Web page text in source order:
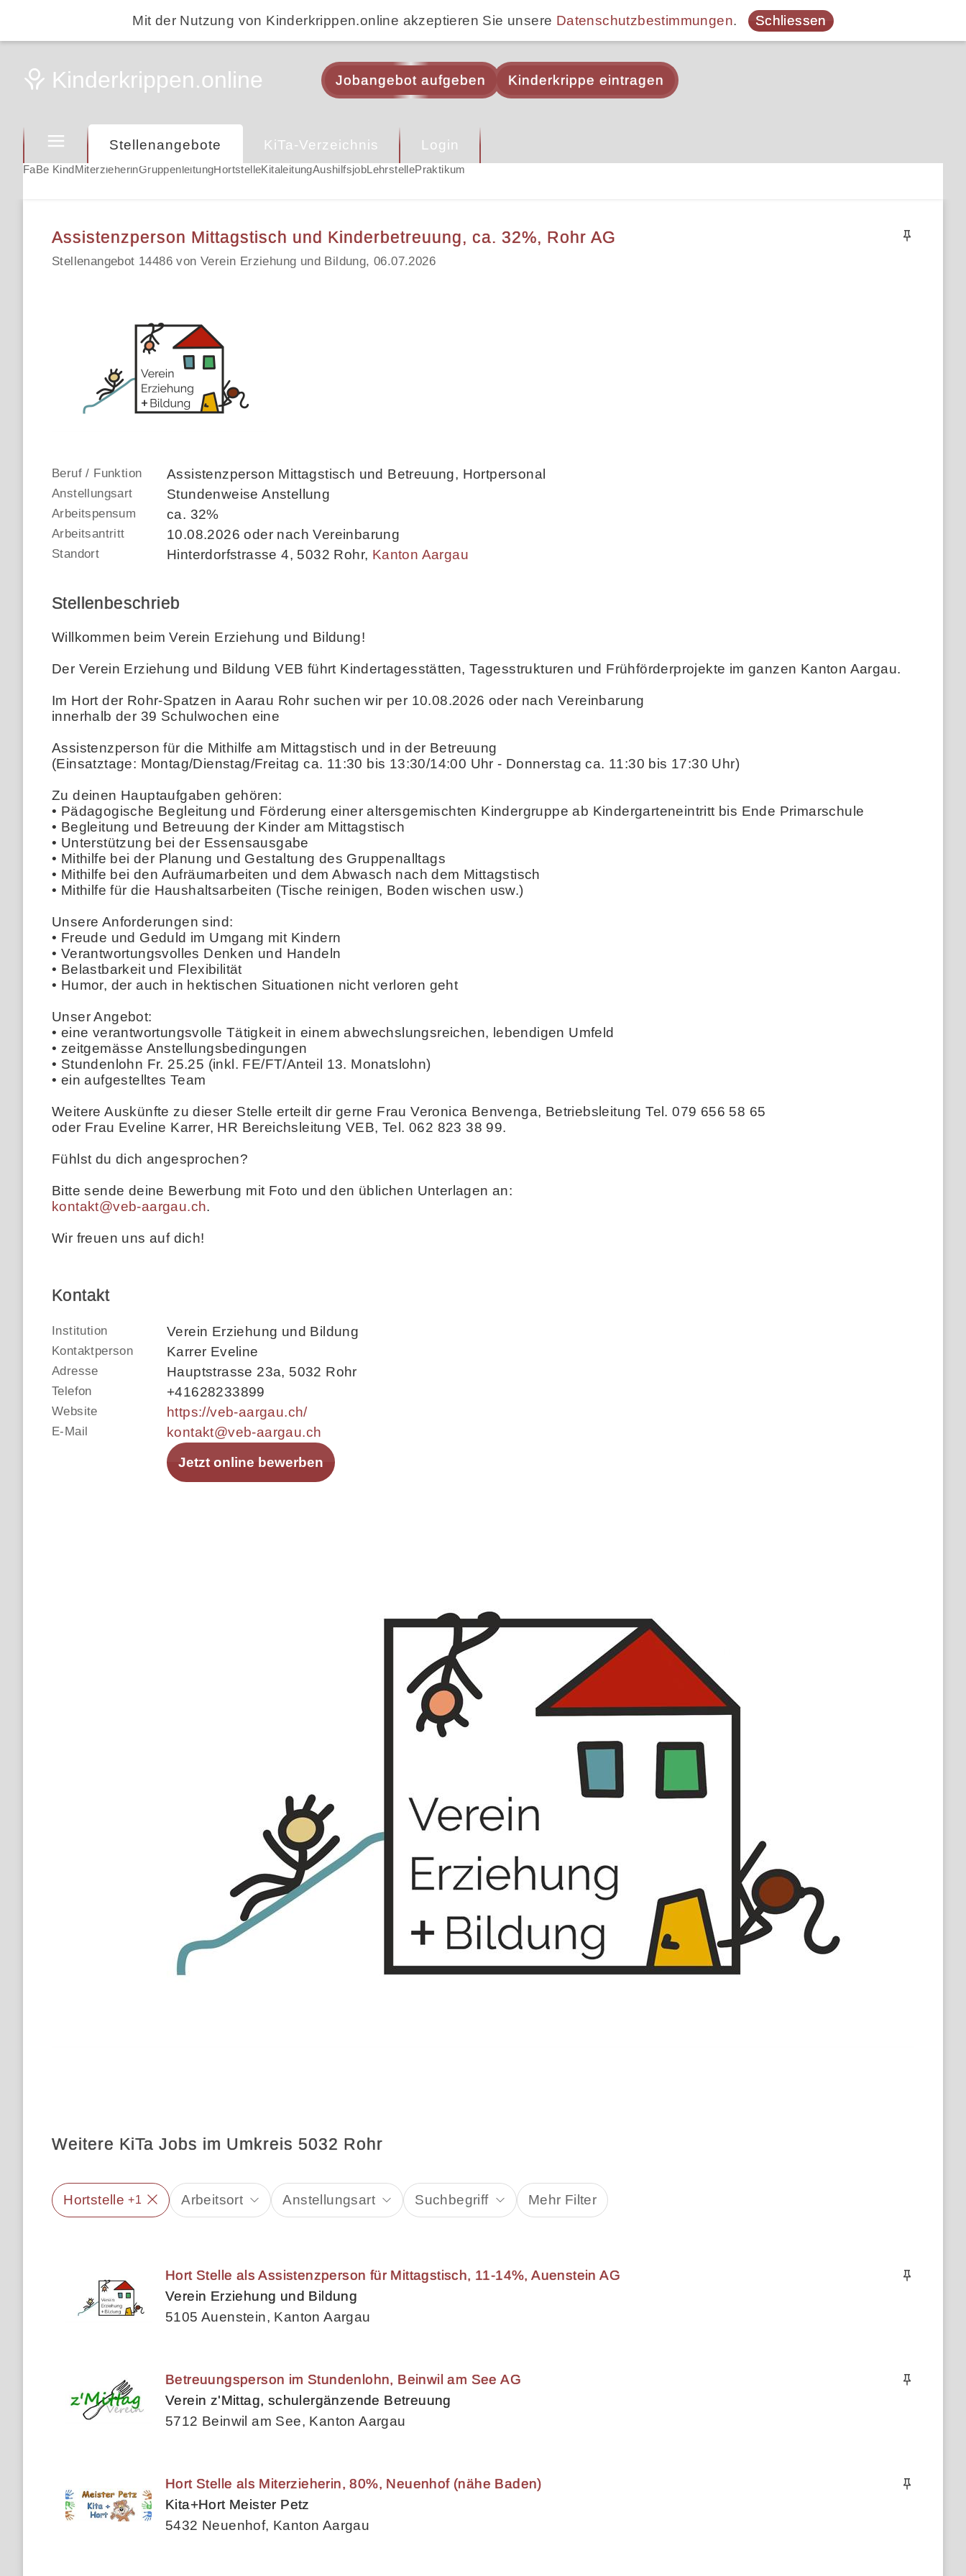
Mit der Nutzung von Kinderkrippen.online akzeptieren Sie unsere Datenschutzbestimmungen. Schliessen
Jobangebot aufgeben Kinderkrippe eintragen
Stellenangebote KiTa-Verzeichnis Login
FaBe KindMiterzieherinGruppenleitungHortstelleKitaleitungAushilfsjobLehrstellePraktikum
Assistenzperson Mittagstisch und Kinderbetreuung, ca. 32%, Rohr AG
Stellenangebot 14486 von Verein Erziehung und Bildung, 06.07.2026
Beruf / Funktion Assistenzperson Mittagstisch und Betreuung, Hortpersonal
Anstellungsart Stundenweise Anstellung
Arbeitspensum ca. 32%
Arbeitsantritt 10.08.2026 oder nach Vereinbarung
Standort Hinterdorfstrasse 4, 5032 Rohr, Kanton Aargau
Stellenbeschrieb
Willkommen beim Verein Erziehung und Bildung!
Der Verein Erziehung und Bildung VEB führt Kindertagesstätten, Tagesstrukturen und Frühförderprojekte im ganzen Kanton Aargau.
Im Hort der Rohr-Spatzen in Aarau Rohr suchen wir per 10.08.2026 oder nach Vereinbarung
innerhalb der 39 Schulwochen eine
Assistenzperson für die Mithilfe am Mittagstisch und in der Betreuung
(Einsatztage: Montag/Dienstag/Freitag ca. 11:30 bis 13:30/14:00 Uhr - Donnerstag ca. 11:30 bis 17:30 Uhr)
Zu deinen Hauptaufgaben gehören:
• Pädagogische Begleitung und Förderung einer altersgemischten Kindergruppe ab Kindergarteneintritt bis Ende Primarschule
• Begleitung und Betreuung der Kinder am Mittagstisch
• Unterstützung bei der Essensausgabe
• Mithilfe bei der Planung und Gestaltung des Gruppenalltags
• Mithilfe bei den Aufräumarbeiten und dem Abwasch nach dem Mittagstisch
• Mithilfe für die Haushaltsarbeiten (Tische reinigen, Boden wischen usw.)
Unsere Anforderungen sind:
• Freude und Geduld im Umgang mit Kindern
• Verantwortungsvolles Denken und Handeln
• Belastbarkeit und Flexibilität
• Humor, der auch in hektischen Situationen nicht verloren geht
Unser Angebot:
• eine verantwortungsvolle Tätigkeit in einem abwechslungsreichen, lebendigen Umfeld
• zeitgemässe Anstellungsbedingungen
• Stundenlohn Fr. 25.25 (inkl. FE/FT/Anteil 13. Monatslohn)
• ein aufgestelltes Team
Weitere Auskünfte zu dieser Stelle erteilt dir gerne Frau Veronica Benvenga, Betriebsleitung Tel. 079 656 58 65
oder Frau Eveline Karrer, HR Bereichsleitung VEB, Tel. 062 823 38 99.
Fühlst du dich angesprochen?
Bitte sende deine Bewerbung mit Foto und den üblichen Unterlagen an:
kontakt@veb-aargau.ch.
Wir freuen uns auf dich!
Kontakt
Institution Verein Erziehung und Bildung
Kontaktperson Karrer Eveline
Adresse Hauptstrasse 23a, 5032 Rohr
Telefon +41628233899
Website https://veb-aargau.ch/
E-Mail
kontakt@veb-aargau.ch
Jetzt online bewerben
Weitere KiTa Jobs im Umkreis 5032 Rohr
Hortstelle +1 Arbeitsort Anstellungsart Suchbegriff Mehr Filter
Hort Stelle als Assistenzperson für Mittagstisch, 11-14%, Auenstein AG
Verein Erziehung und Bildung
5105 Auenstein, Kanton Aargau
Betreuungsperson im Stundenlohn, Beinwil am See AG
Verein z'Mittag, schulergänzende Betreuung
5712 Beinwil am See, Kanton Aargau
Hort Stelle als Miterzieherin, 80%, Neuenhof (nähe Baden)
Kita+Hort Meister Petz
5432 Neuenhof, Kanton Aargau